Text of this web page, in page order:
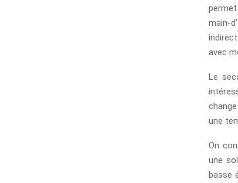
main-
avec
Le
une
On
une
basse